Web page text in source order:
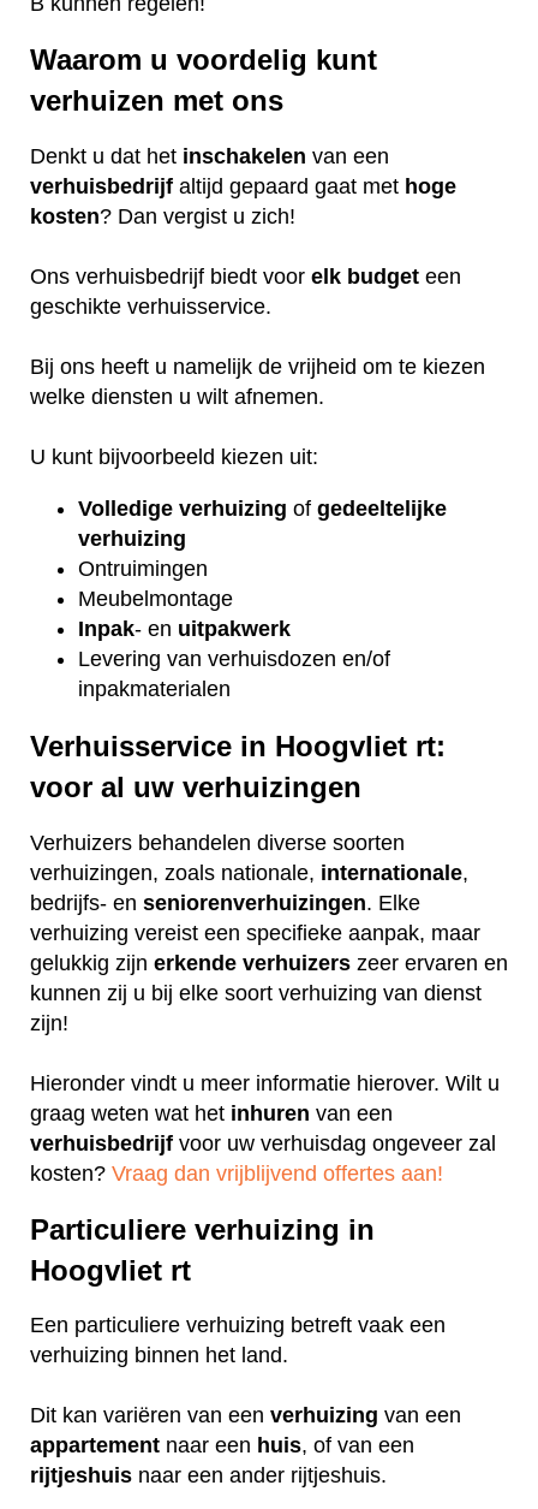
Waarom u voordelig kunt
verhuizen met ons
Denkt u dat het inschakelen van een
verhuisbedrijf altijd gepaard gaat met hoge
kosten? Dan vergist u zich!
Ons verhuisbedrijf biedt voor elk budget een
geschikte verhuisservice.
Bij ons heeft u namelijk de vrijheid om te kiezen
welke diensten u wilt afnemen.
U kunt bijvoorbeeld kiezen uit:
Volledige verhuizing of gedeeltelijke
verhuizing
Ontruimingen
Meubelmontage
Inpak- en uitpakwerk
Levering van verhuisdozen en/of
inpakmaterialen
Verhuisservice in Hoogvliet rt:
voor al uw verhuizingen
Verhuizers behandelen diverse soorten
verhuizingen, zoals nationale, internationale,
bedrijfs- en seniorenverhuizingen. Elke
verhuizing vereist een specifieke aanpak, maar
gelukkig zijn erkende verhuizers zeer ervaren en
kunnen zij u bij elke soort verhuizing van dienst
zijn!
Hieronder vindt u meer informatie hierover. Wilt u
graag weten wat het inhuren van een
verhuisbedrijf voor uw verhuisdag ongeveer zal
kosten? Vraag dan vrijblijvend offertes aan!
Particuliere verhuizing in
Hoogvliet rt
Een particuliere verhuizing betreft vaak een
verhuizing binnen het land.
Dit kan variëren van een verhuizing van een
appartement naar een huis, of van een
rijtjeshuis naar een ander rijtjeshuis.